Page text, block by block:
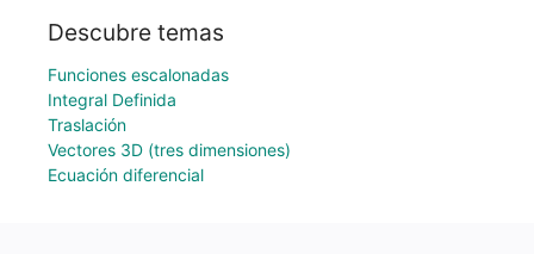
Descubre temas
Funciones escalonadas
Integral Definida
Traslación
Vectores 3D (tres dimensiones)
Ecuación diferencial